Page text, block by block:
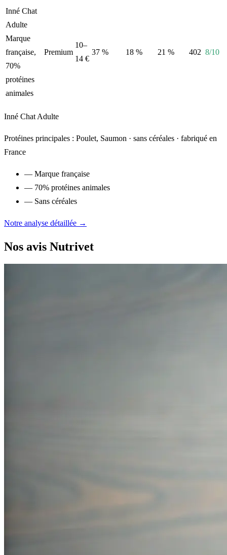
Inné Chat
Adulte
Marque
française,
70%
protéines
animales
Premium
10–
14 €
37 % 18 % 21 % 402 8/10
Inné Chat Adulte
Protéines principales : Poulet, Saumon · sans céréales · fabriqué en
France
— Marque française
— 70% protéines animales
— Sans céréales
Notre analyse détaillée →
Nos avis Nutrivet